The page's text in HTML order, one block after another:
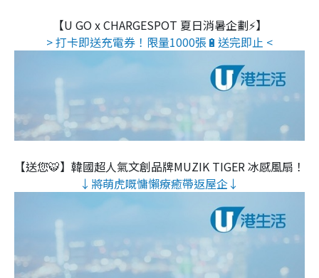
【U GO x CHARGESPOT 夏日消暑企劃⚡】
> 打卡即送充電券！限量1000張🔋送完即止 <
【送您🐯】韓國超人氣文創品牌MUZIK TIGER 冰感風扇！
↓將萌虎嘅慵懶療癒帶返屋企↓